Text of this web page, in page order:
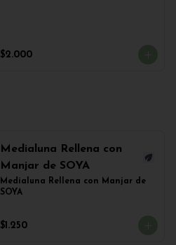
$2.000
Medialuna Rellena con
Manjar de SOYA
Medialuna Rellena con Manjar de
SOYA
$1.250